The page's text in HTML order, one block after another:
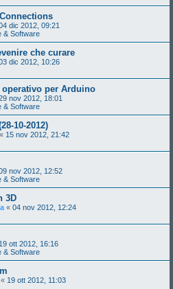
dic 2012, 09:21
& Software
che curare
dic 2012, 10:26
per Arduino
nov 2012, 18:01
& Software
10-2012)
« 15 nov 2012, 21:42
nov 2012, 12:52
& Software
3D
« 04 nov 2012, 12:24
19 ott 2012, 16:16
& Software
« 19 ott 2012, 11:03